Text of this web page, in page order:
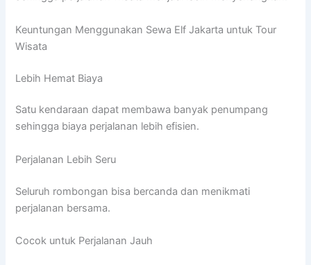
Keuntungan Menggunakan Sewa Elf Jakarta untuk Tour
Wisata
Lebih Hemat Biaya
Satu kendaraan dapat membawa banyak penumpang
sehingga biaya perjalanan lebih efisien.
Perjalanan Lebih Seru
Seluruh rombongan bisa bercanda dan menikmati
perjalanan bersama.
Cocok untuk Perjalanan Jauh